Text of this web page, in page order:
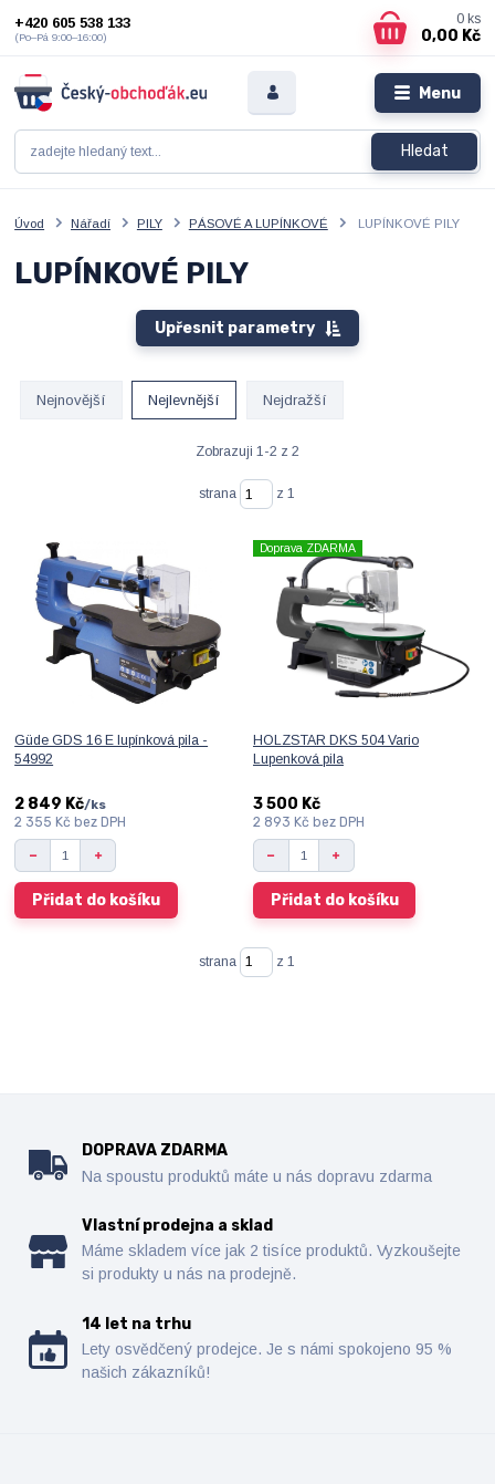
Menu
Hledat
+420 605 538 133
(Po–Pá 9:00–16:00)
0 ks
0,00 Kč
Úvod Nářadí PILY PÁSOVÉ A LUPÍNKOVÉ LUPÍNKOVÉ PILY
LUPÍNKOVÉ PILY
Upřesnit parametry
Nejnovější Nejlevnější Nejdražší
Zobrazuji 1-2 z 2
strana z 1
Güde GDS 16 E lupínková pila -
54992
2 849 Kč/ks
2 355 Kč bez DPH
Přidat do košíku
Doprava ZDARMA
HOLZSTAR DKS 504 Vario
Lupenková pila
3 500 Kč
2 893 Kč bez DPH
Přidat do košíku
strana z 1
DOPRAVA ZDARMA
Na spoustu produktů máte u nás dopravu zdarma
Vlastní prodejna a sklad
Máme skladem více jak 2 tisíce produktů. Vyzkoušejte
si produkty u nás na prodejně.
14 let na trhu
Lety osvědčený prodejce. Je s námi spokojeno 95 %
našich zákazníků!